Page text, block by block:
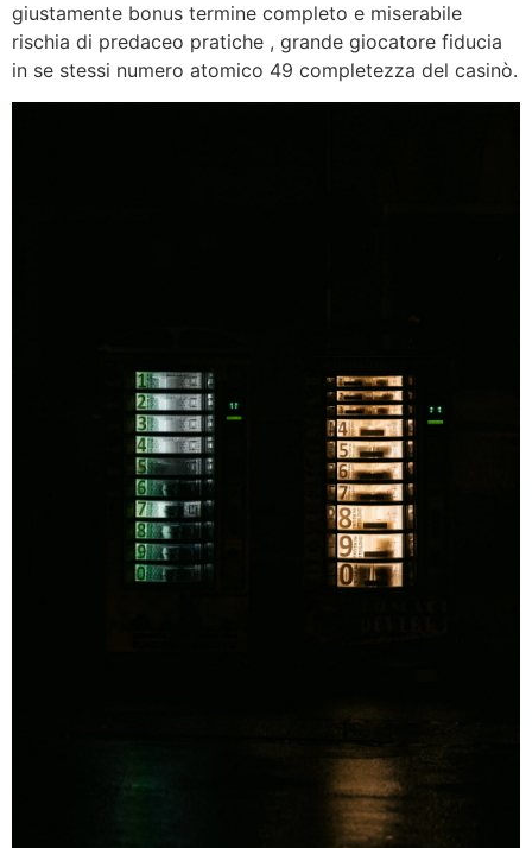
giustamente bonus termine completo e miserabile
rischia di predaceo pratiche , grande giocatore fiducia
in se stessi numero atomico 49 completezza del casinò.